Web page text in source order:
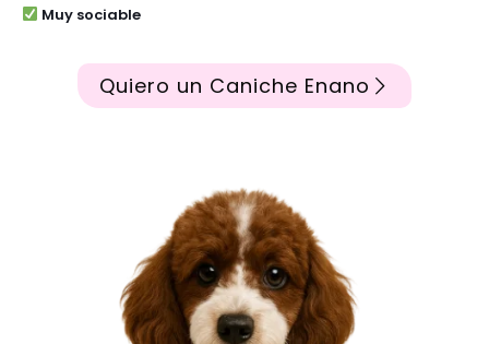
Muy sociable
Quiero un Caniche Enano